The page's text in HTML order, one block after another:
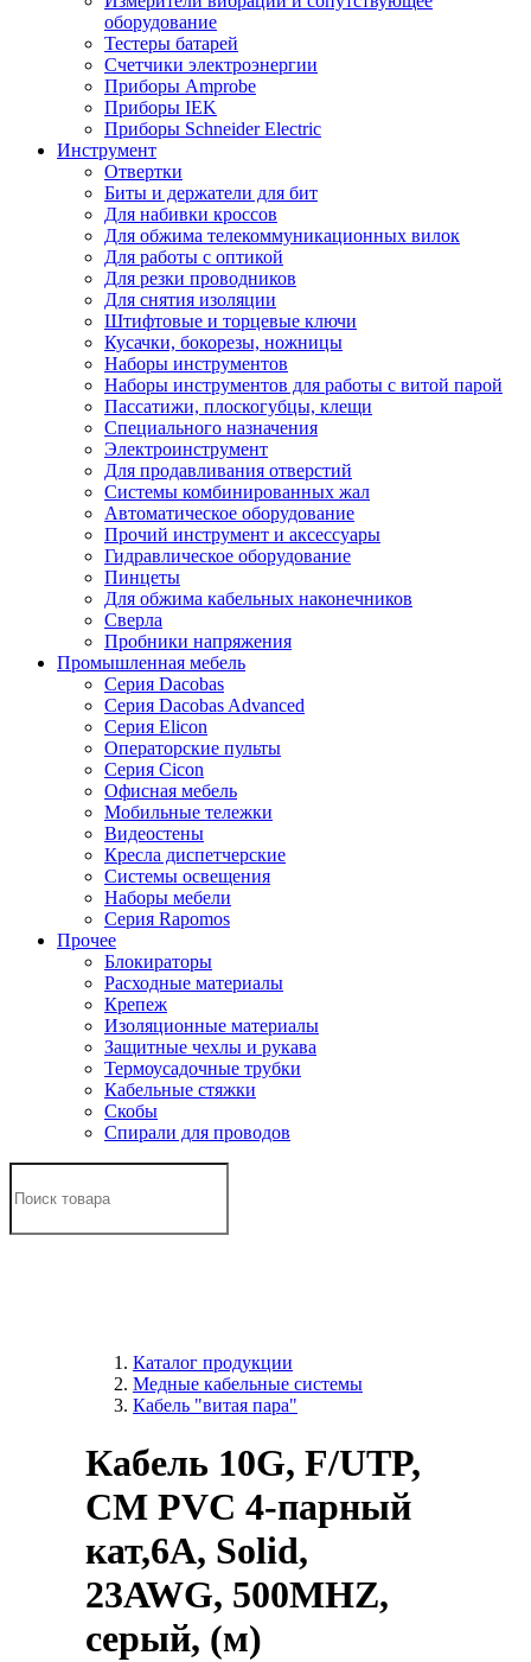
оборудование
Тестеры батарей
Счетчики электроэнергии
Приборы Amprobe
Приборы IEK
Приборы Schneider Electric
Инструмент
Отвертки
Биты и держатели для бит
Для набивки кроссов
Для обжима телекоммуникационных вилок
Для работы с оптикой
Для резки проводников
Для снятия изоляции
Штифтовые и торцевые ключи
Кусачки, бокорезы, ножницы
Наборы инструментов
Наборы инструментов для работы с витой парой
Пассатижи, плоскогубцы, клещи
Специального назначения
Электроинструмент
Для продавливания отверстий
Системы комбинированных жал
Автоматическое оборудование
Прочий инструмент и аксессуары
Гидравлическое оборудование
Пинцеты
Для обжима кабельных наконечников
Сверла
Пробники напряжения
Промышленная мебель
Серия Dacobas
Серия Dacobas Advanced
Серия Elicon
Операторские пульты
Серия Cicon
Офисная мебель
Мобильные тележки
Видеостены
Кресла диспетчерские
Системы освещения
Наборы мебели
Серия Rapomos
Прочее
Блокираторы
Расходные материалы
Крепеж
Изоляционные материалы
Защитные чехлы и рукава
Термоусадочные трубки
Кабельные стяжки
Скобы
Спирали для проводов
Каталог продукции
Медные кабельные системы
Кабель "витая пара"
Кабель 10G, F/UTP,
CM PVC 4-парный
кат,6A, Solid,
23AWG, 500MHZ,
серый, (м)